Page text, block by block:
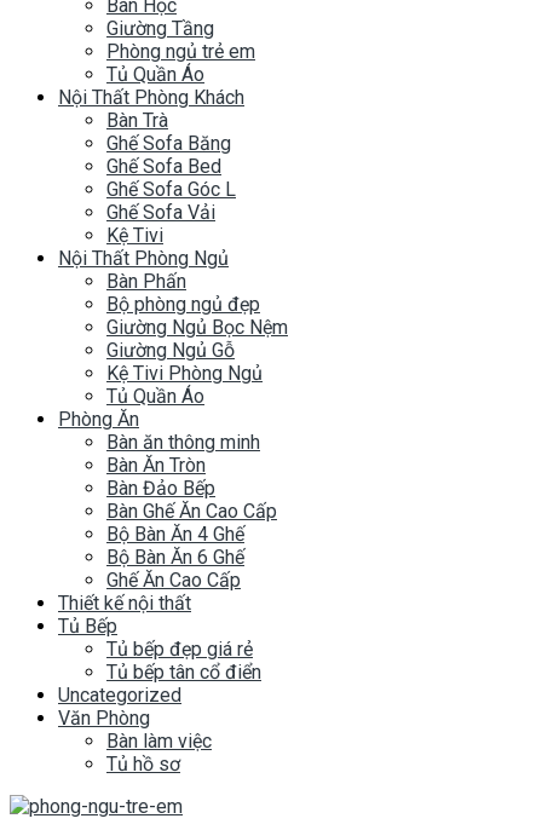
Bàn Học
Giường Tầng
Phòng ngủ trẻ em
Tủ Quần Áo
Nội Thất Phòng Khách
Bàn Trà
Ghế Sofa Băng
Ghế Sofa Bed
Ghế Sofa Góc L
Ghế Sofa Vải
Kệ Tivi
Nội Thất Phòng Ngủ
Bàn Phấn
Bộ phòng ngủ đẹp
Giường Ngủ Bọc Nệm
Giường Ngủ Gỗ
Kệ Tivi Phòng Ngủ
Tủ Quần Áo
Phòng Ăn
Bàn ăn thông minh
Bàn Ăn Tròn
Bàn Đảo Bếp
Bàn Ghế Ăn Cao Cấp
Bộ Bàn Ăn 4 Ghế
Bộ Bàn Ăn 6 Ghế
Ghế Ăn Cao Cấp
Thiết kế nội thất
Tủ Bếp
Tủ bếp đẹp giá rẻ
Tủ bếp tân cổ điển
Uncategorized
Văn Phòng
Bàn làm việc
Tủ hồ sơ